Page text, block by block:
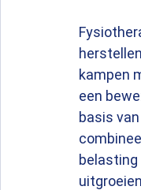
kampen
een
basis